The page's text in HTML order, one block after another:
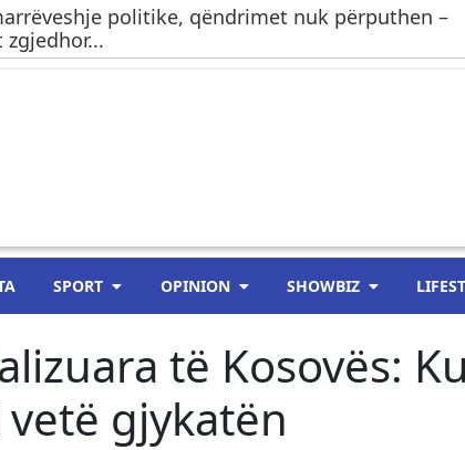
politike, qëndrimet nuk përputhen –
SPORT OPINION SHOWBIZ
të Kosovës:
gjykatën